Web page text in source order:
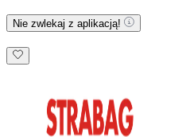
Nie zwlekaj z aplikacją!